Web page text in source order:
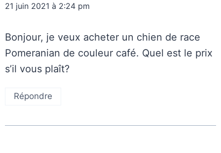
21 juin 2021 à 2:24 pm
Bonjour, je veux acheter un chien de race
Pomeranian de couleur café. Quel est le prix
s’il vous plaît?
Répondre